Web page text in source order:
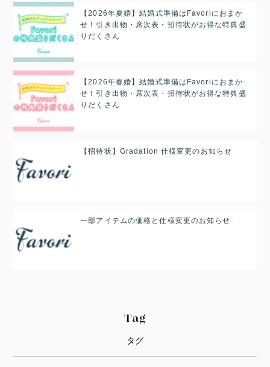
【2026年夏婚】結婚式準備はFavoriにおまか
せ！引き出物・席次表・招待状がお得な特典盛
りだくさん
【2026年春婚】結婚式準備はFavoriにおまか
せ！引き出物・席次表・招待状がお得な特典盛
りだくさん
【招待状】Gradation 仕様変更のお知らせ
一部アイテムの価格と仕様変更のお知らせ
Tag
タグ